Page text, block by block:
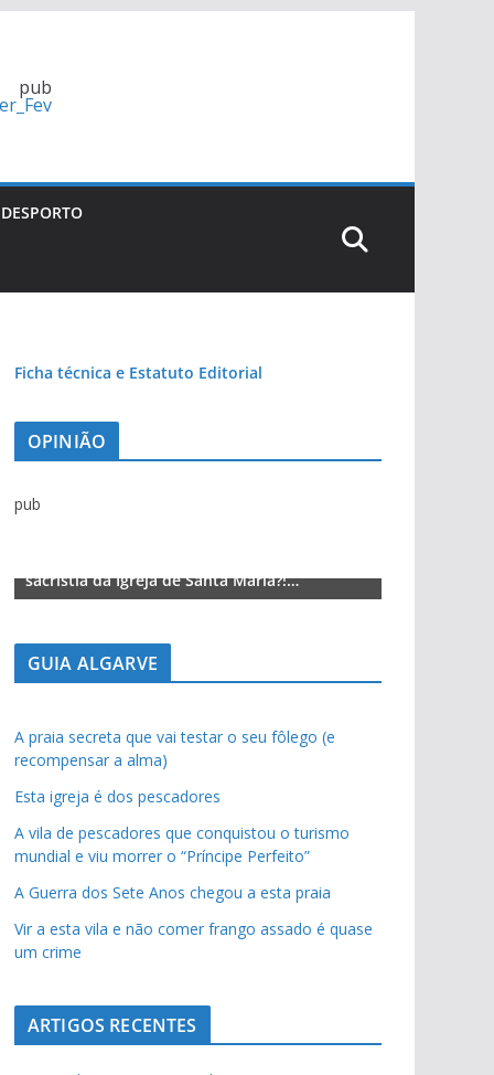
pub
DESPORTO
Ficha técnica e Estatuto Editorial
OPINIÃO
pub
sacristia da Igreja de Santa Maria?!…
GUIA ALGARVE
A praia secreta que vai testar o seu fôlego (e
recompensar a alma)
Esta igreja é dos pescadores
A vila de pescadores que conquistou o turismo
mundial e viu morrer o “Príncipe Perfeito”
A Guerra dos Sete Anos chegou a esta praia
Vir a esta vila e não comer frango assado é quase
um crime
ARTIGOS RECENTES